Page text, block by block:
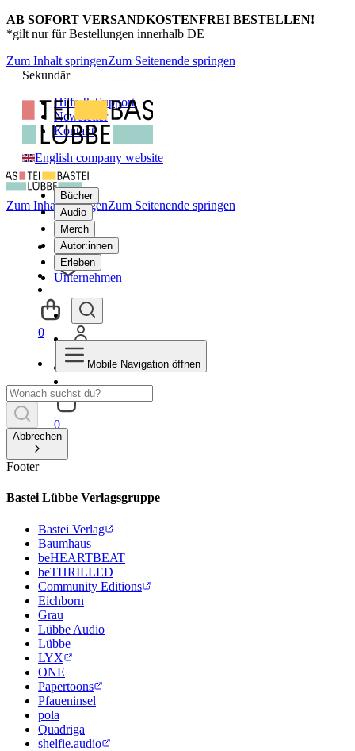
AB SOFORT VERSANDKOSTENFREI BESTELLEN!
*gilt nur für Bestellungen innerhalb DE
Zum Inhalt springenZum Seitenende springen
Sekundär
Hilfe & Support
Newsletter
Kontakt
English company website
Bücher
Audio
Merch
Autor:innen
Erleben
Unternehmen
0
Zum Inhalt springenZum Seitenende springen
0
Mobile Navigation öffnen
Abbrechen
Footer
Bastei Lübbe Verlagsgruppe
Bastei Verlag
Baumhaus
beHEARTBEAT
beTHRILLED
Community Editions
Eichborn
Grau
Lübbe Audio
Lübbe
LYX
ONE
Papertoons
Pfaueninsel
pola
Quadriga
shelfie.audio